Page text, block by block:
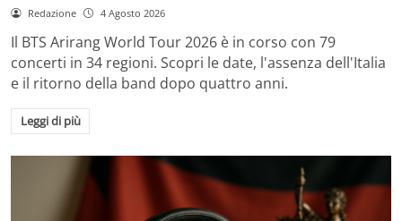
Redazione 4 Agosto 2026
Il BTS Arirang World Tour 2026 è in corso con 79
concerti in 34 regioni. Scopri le date, l'assenza dell'Italia
e il ritorno della band dopo quattro anni.
Leggi di più